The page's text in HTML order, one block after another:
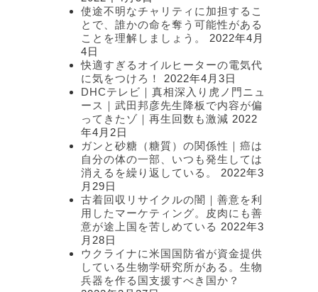
使途不明なチャリティに加担するこ
とで、誰かの命を奪う可能性がある
ことを理解しましょう。
2022年4月
4日
快適すぎるオイルヒーターの電気代
に気をつけろ！
2022年4月3日
DHCテレビ｜真相深入り虎ノ門ニュ
ース｜武田邦彦先生降板で内容が偏
ってきたゾ｜再生回数も激減 2022
年4月2日
ガンと砂糖（糖質）の関係性｜癌は
自分の体の一部、いつも発生しては
消えるを繰り返している。
2022年3
月29日
古着回収リサイクルの闇｜善意を利
用したマーケティング。皮肉にも善
意が途上国を苦しめている 2022年3
月28日
ウクライナに米国国防省が資金提供
している生物学研究所がある。生物
兵器を作る国支援すべき国か？